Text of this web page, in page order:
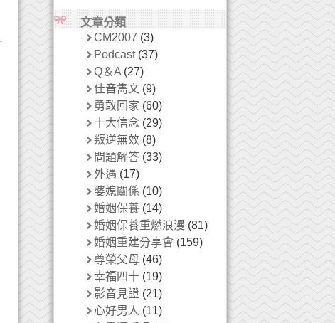
文章分類
CM2007 (3)
Podcast(37)
Q＆A(27)
佳音雋文(9)
勇敢回家 (60)
十大信念 (29)
叛逆無效(8)
問題解答(33)
外遇 (17)
婆媳關係 (10)
婚姻保養(14)
婚姻保養重燃浪漫 (81)
婚姻重建分享會(159)
尊榮父母 (46)
幸福四十(19)
影音見證(21)
心好男人 (11)